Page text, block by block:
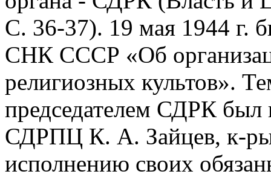
С. 36-37). 19 мая 1944 г.
СНК СССР «Об
религиозных культов».
председателем СДРК был
СДРПЦ К. А. Зайцев, к-
исполнению своих